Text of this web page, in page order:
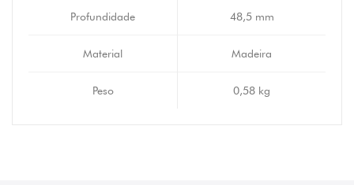
Profundidade 48,5 mm
Material Madeira
Peso 0,58 kg